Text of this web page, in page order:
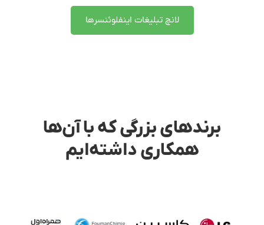
لانچ تبلیغات اینفلوئنسرها
برندهای بزرگی که با آن‌ها
همکاری داشته‌ایم